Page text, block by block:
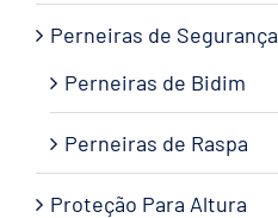
Perneiras de Segurança
Perneiras de Bidim
Perneiras de Raspa
Proteção Para Altura